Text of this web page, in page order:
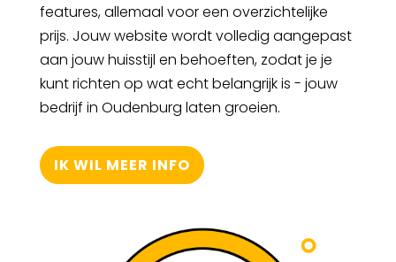
features, allemaal voor een overzichtelijke
prijs. Jouw website wordt volledig aangepast
aan jouw huisstijl en behoeften, zodat je je
kunt richten op wat echt belangrijk is - jouw
bedrijf in Oudenburg laten groeien.
IK WIL MEER INFO